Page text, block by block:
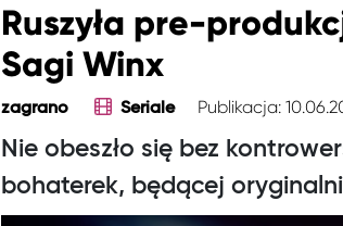
Ruszyła pre-
Sagi Winx
zagrano Seriale Publikacja:
Nie obeszło się bez
bohaterek, będącej